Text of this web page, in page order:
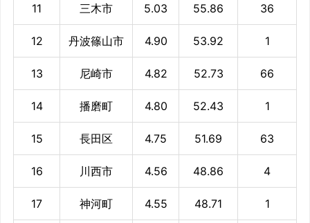
11 三木市 5.03 55.86 36
12 丹波篠山市 4.90 53.92 1
13 尼崎市 4.82 52.73 66
14 播磨町 4.80 52.43 1
15 長田区 4.75 51.69 63
16 川西市 4.56 48.86 4
17 神河町 4.55 48.71 1